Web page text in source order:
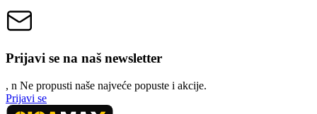
Prijavi se na naš newsletter
, n Ne propusti naše najveće popuste i akcije.
Prijavi se